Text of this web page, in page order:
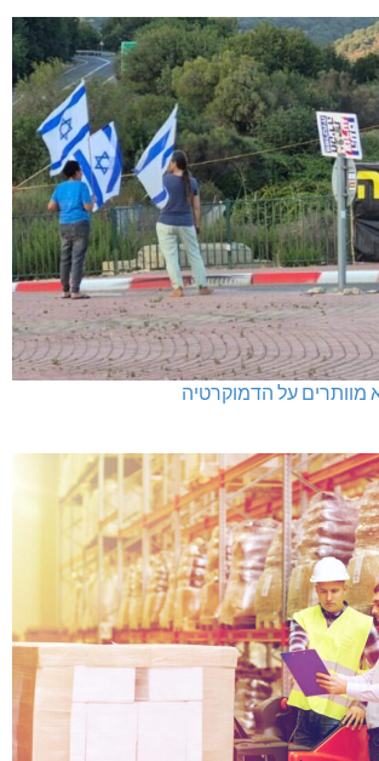
על הדמוקרטיה